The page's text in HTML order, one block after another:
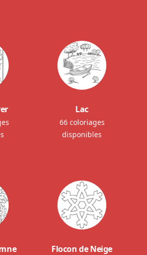
Lac
66 coloriages
disponibles
Flocon de Neige